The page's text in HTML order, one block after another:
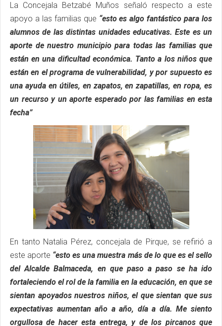
La Concejala Betzabé Muños señaló respecto a este
apoyo a las familias que “esto es algo fantástico para los
alumnos de las distintas unidades educativas. Este es un
aporte de nuestro municipio para todas las familias que
están en una dificultad económica. Tanto a los niños que
están en el programa de vulnerabilidad, y por supuesto es
una ayuda en útiles, en zapatos, en zapatillas, en ropa, es
un recurso y un aporte esperado por las familias en esta
fecha”
En tanto Natalia Pérez, concejala de Pirque, se refirió a
este aporte “esto es una muestra más de lo que es el sello
del Alcalde Balmaceda, en que paso a paso se ha ido
fortaleciendo el rol de la familia en la educación, en que se
sientan apoyados nuestros niños, el que sientan que sus
expectativas aumentan año a año, día a día. Me siento
orgullosa de hacer esta entrega, y de los pircanos que